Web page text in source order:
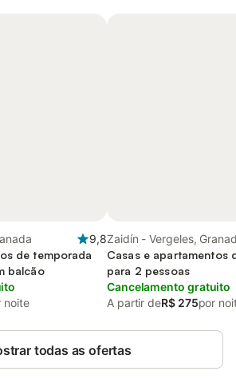
9,8
de temporada
balcão
noite
Zaidín - Vergeles,
Casas e apartamentos
para 2 pessoas
Cancelamento gratuito
A partir deR$ 275por
todas as ofertas